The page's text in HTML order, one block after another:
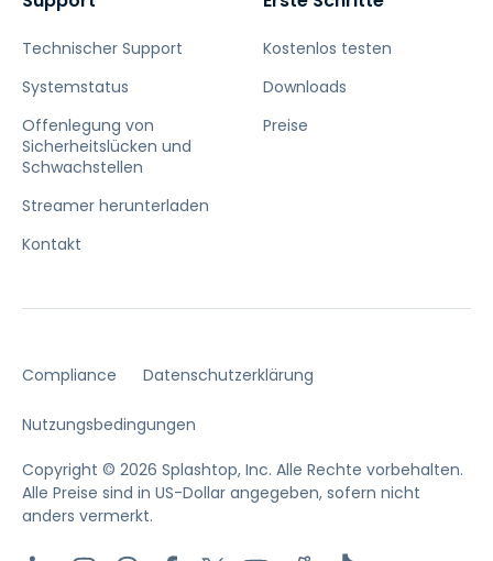
Technischer Support
Systemstatus
Offenlegung von
Sicherheitslücken und
Schwachstellen
Streamer herunterladen
Kontakt
Kostenlos testen
Downloads
Preise
Compliance Datenschutzerklärung
Nutzungsbedingungen
Copyright © 2026 Splashtop, Inc. Alle Rechte vorbehalten.
Alle Preise sind in US-Dollar angegeben, sofern nicht
anders vermerkt.